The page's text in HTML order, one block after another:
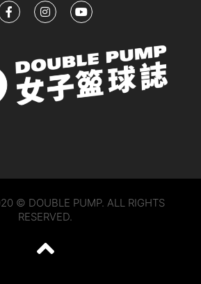
© DOUBLE PUMP. ALL RIGHTS
RESERVED.